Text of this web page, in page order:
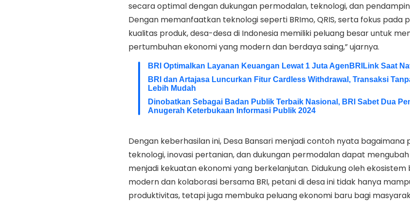
secara optimal dengan dukungan permodalan, teknologi, dan
Dengan memanfaatkan teknologi seperti BRImo, QRIS, serta fokus pada
kualitas produk, desa-desa di Indonesia memiliki peluang besar untuk
pertumbuhan ekonomi yang modern dan berdaya saing,” ujarnya.
BRI Optimalkan Layanan Keuangan Lewat 1 Juta AgenBRILink Saat
BRI dan Artajasa Luncurkan Fitur Cardless Withdrawal, Transaksi
Lebih Mudah
Dinobatkan Sebagai Badan Publik Terbaik Nasional, BRI Sabet Dua
Anugerah Keterbukaan Informasi Publik 2024
Dengan keberhasilan ini, Desa Bansari menjadi contoh nyata
teknologi, inovasi pertanian, dan dukungan permodalan dapat
menjadi kekuatan ekonomi yang berkelanjutan. Didukung oleh ekosistem
modern dan kolaborasi bersama BRI, petani di desa ini tidak hanya
produktivitas, tetapi juga membuka peluang ekonomi baru bagi